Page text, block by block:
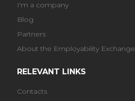
I'm a company
Blog
Partners
About the Employability Exchange
RELEVANT LINKS
Contacts